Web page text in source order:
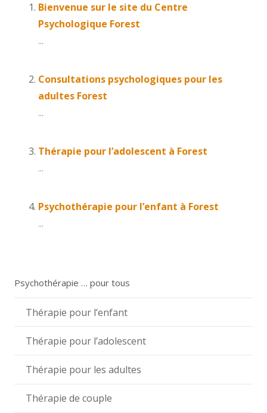
Bienvenue sur le site du Centre
Psychologique Forest
...
Consultations psychologiques pour les
adultes Forest
...
Thérapie pour l’adolescent à Forest
...
Psychothérapie pour l’enfant à Forest
...
Psychothérapie … pour tous
Thérapie pour l’enfant
Thérapie pour l’adolescent
Thérapie pour les adultes
Thérapie de couple